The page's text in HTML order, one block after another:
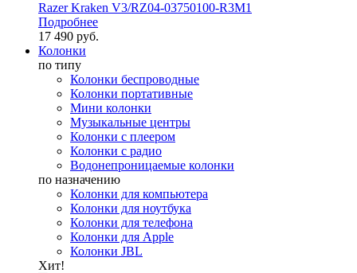
Razer Kraken V3/RZ04-03750100-R3M1
Подробнее
17 490 руб.
Колонки
по типу
Колонки беспроводные
Колонки портативные
Мини колонки
Музыкальные центры
Колонки с плеером
Колонки с радио
Водонепроницаемые колонки
по назначению
Колонки для компьютера
Колонки для ноутбука
Колонки для телефона
Колонки для Apple
Колонки JBL
Хит!